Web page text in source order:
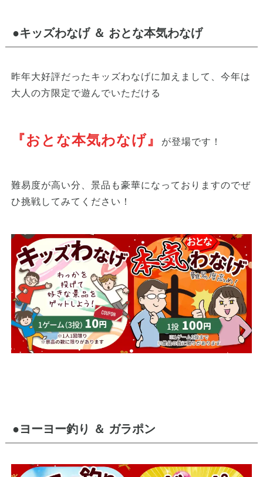
●キッズわなげ ＆ おとな本気わなげ
昨年大好評だったキッズわなげに加えまして、今年は
大人の方限定で遊んでいただける
『おとな本気わなげ』 が登場です！
難易度が高い分、景品も豪華になっておりますのでぜ
ひ挑戦してみてください！
●ヨーヨー釣り ＆ ガラポン